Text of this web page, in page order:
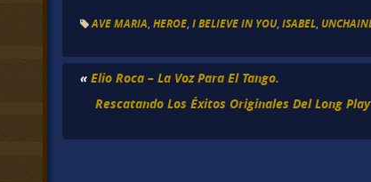
AVE MARIA ,HEROE ,I BELIEVE IN YOU,ISABEL
«Elio Roca – La Voz Para El Tango.
Rescatando Los Éxitos Originales Del Long